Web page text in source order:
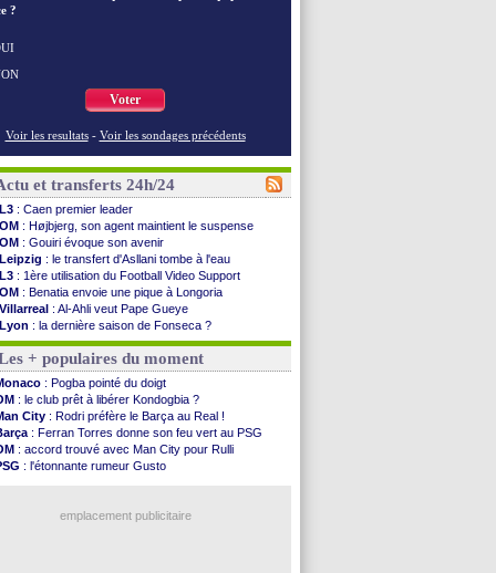
?
Voter
Voir les resultats - Voir les sondages précédents
et transferts 24h/24
L3 : Caen premier leader
OM : Højbjerg, son agent maintient le suspense
OM : Gouiri évoque son avenir
Leipzig : le transfert d'Asllani tombe à l'eau
L3 : 1ère utilisation du Football Video Support
OM : Benatia envoie une pique à Longoria
Villarreal : Al-Ahli veut Pape Gueye
Lyon : la dernière saison de Fonseca ?
OM: un nouveau prétendant pour Højbjerg
Brest: un gardien norvégien en approche ?
OM: McCourt a versé 120 M€ en 2026
PSG: 4 retours dans le groupe face à Man Utd ...
Nice: Kevin Carlos va partir en Italie
L1: prison avec sursis requis contre un arbitre
Leganés: c'est signé pour Luca Zidane (off.)
Atletico: Ruggeri en route pour Aston Villa
Monaco: Filipe Luis soutient Biereth
: Naples vise Gabriel Jesus
+ populaires du moment
: Pogba pointé du doigt
: le club prêt à libérer Kondogbia ?
City : Rodri préfère le Barça au Real !
: Ferran Torres donne son feu vert au PSG
: accord trouvé avec Man City pour Rulli
: l'étonnante rumeur Gusto
emplacement publicitaire